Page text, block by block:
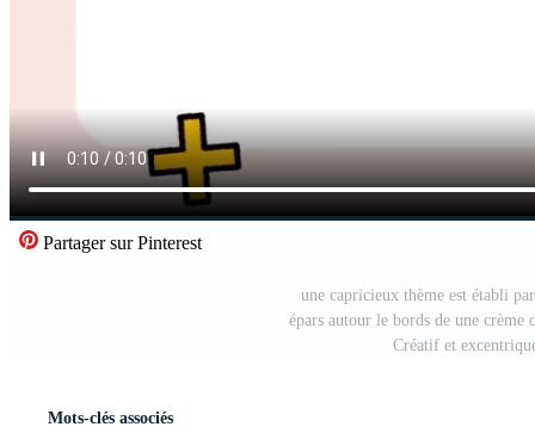
Partager sur Pinterest
une capricieux thème est établi
épars autour le bords de une
Créatif et
Mots-clés associés